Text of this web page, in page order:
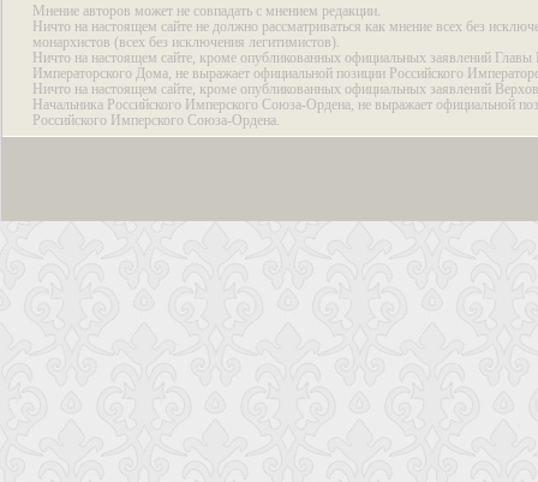
Мнение авторов может не совпадать с мнением редакции.
Ничто на настоящем сайте не должно рассматриваться как мнение всех без
монархистов (всех без исключения легитимистов).
Ничто на настоящем сайте, кроме опубликованных официальных заявлений Главы
Императорского Дома, не выражает официальной позиции Российского
Ничто на настоящем сайте, кроме опубликованных официальных заявлений
Начальника Российского Имперского Союза-Ордена, не выражает официальной
Российского Имперского Союза-Ордена.